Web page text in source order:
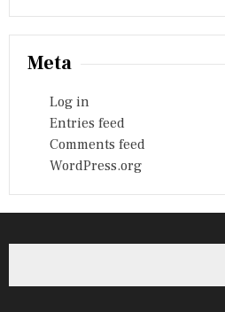
Meta
Log in
Entries feed
Comments feed
WordPress.org